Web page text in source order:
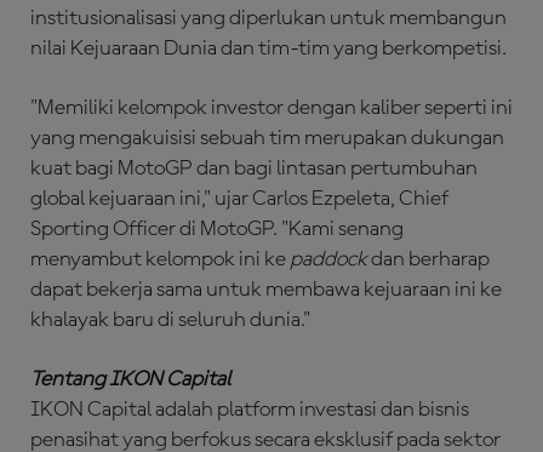
institusionalisasi yang diperlukan untuk membangun
nilai Kejuaraan Dunia dan tim-tim yang berkompetisi.
"Memiliki kelompok investor dengan kaliber seperti ini
yang mengakuisisi sebuah tim merupakan dukungan
kuat bagi MotoGP dan bagi lintasan pertumbuhan
global kejuaraan ini," ujar Carlos Ezpeleta, Chief
Sporting Officer di MotoGP. "Kami senang
menyambut kelompok ini ke paddockdan berharap
dapat bekerja sama untuk membawa kejuaraan ini ke
khalayak baru di seluruh dunia."
Tentang IKON Capital
IKON Capital adalah platform investasi dan bisnis
penasihat yang berfokus secara eksklusif pada sektor